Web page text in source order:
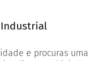
Documents
e procuras uma